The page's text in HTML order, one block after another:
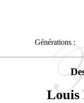
Générations :
Louis